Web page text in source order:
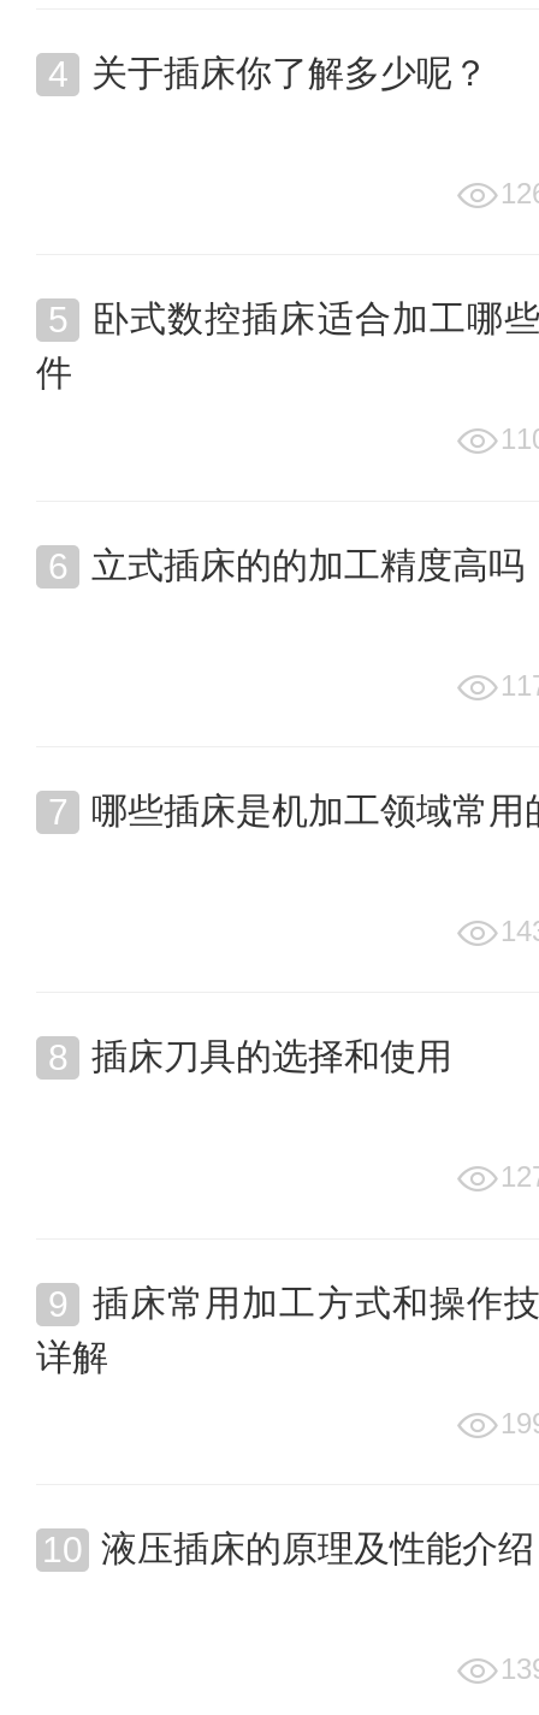
关于插床你了解多少呢？
卧式数控插床适合加工哪
件
立式插床的的加工精度高吗
哪些插床是机加工领域常用
插床刀具的选择和使用
插床常用加工方式和操作
详解
液压插床的原理及性能介绍